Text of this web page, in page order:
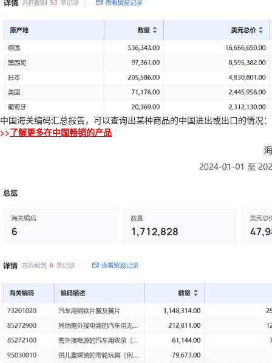
中国海关编码汇总报告，可以查询出某种商品的中国进出或出口的情况：
>>了解更多在中国畅销的产品